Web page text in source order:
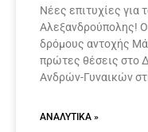
Νέες επιτυχίες για
Αλεξανδρούπολης!
δρόμους αντοχής
πρώτες θέσεις στο
Ανδρών-Γυναικών
ΑΝΑΛΥΤΙΚΆ »